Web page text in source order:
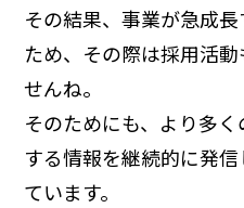
その結果、事業が急成
ため、その際は採用活
せんね。
そのためにも、より多
する情報を継続的に発
ています。